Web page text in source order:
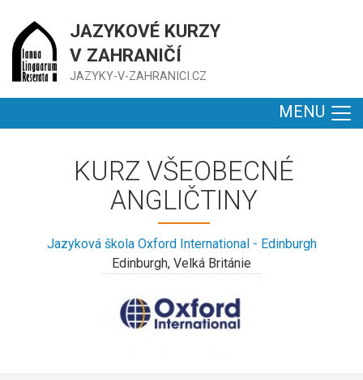
JAZYKOVÉ KURZY
V ZAHRANIČÍ
JAZYKY-V-ZAHRANICI.CZ
MENU
KURZ VŠEOBECNÉ
ANGLIČTINY
Jazyková škola Oxford International - Edinburgh
Edinburgh, Velká Británie